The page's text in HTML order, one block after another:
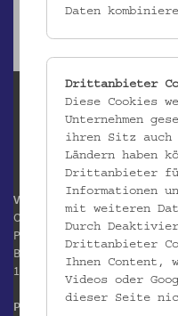
Volkskundemuseum Wien
Otto Wagner Areal
Pavillon 1
Baumgartner Höhe 1
1140 Wien
Postanschrift:
Daten
Drittanbieter
Diese Cookies
Unternehmen
ihren Sitz auch
Ländern haben
Drittanbieter
Informationen
mit weiteren
Durch
Drittanbieter
Ihnen Content,
Videos oder
dieser Seite